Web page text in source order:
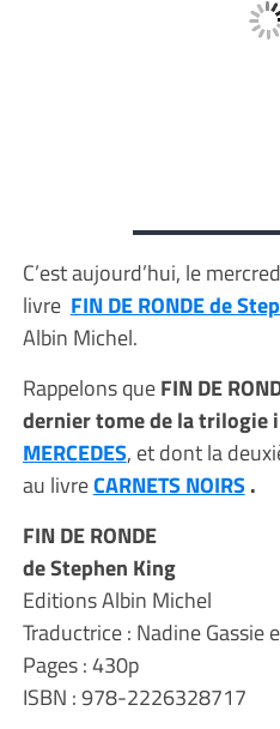
C’est aujourd’hui, le
livre FIN DE RONDE de
Albin Michel.
Rappelons queFIN DE
dernier tome de la trilogie
MERCEDES, et dont la
au livreCARNETS NOIRS.
FIN DE RONDE
de Stephen King
Editions Albin Michel
Traductrice : Nadine Gassie
Pages : 430p
ISBN : 978-2226328717